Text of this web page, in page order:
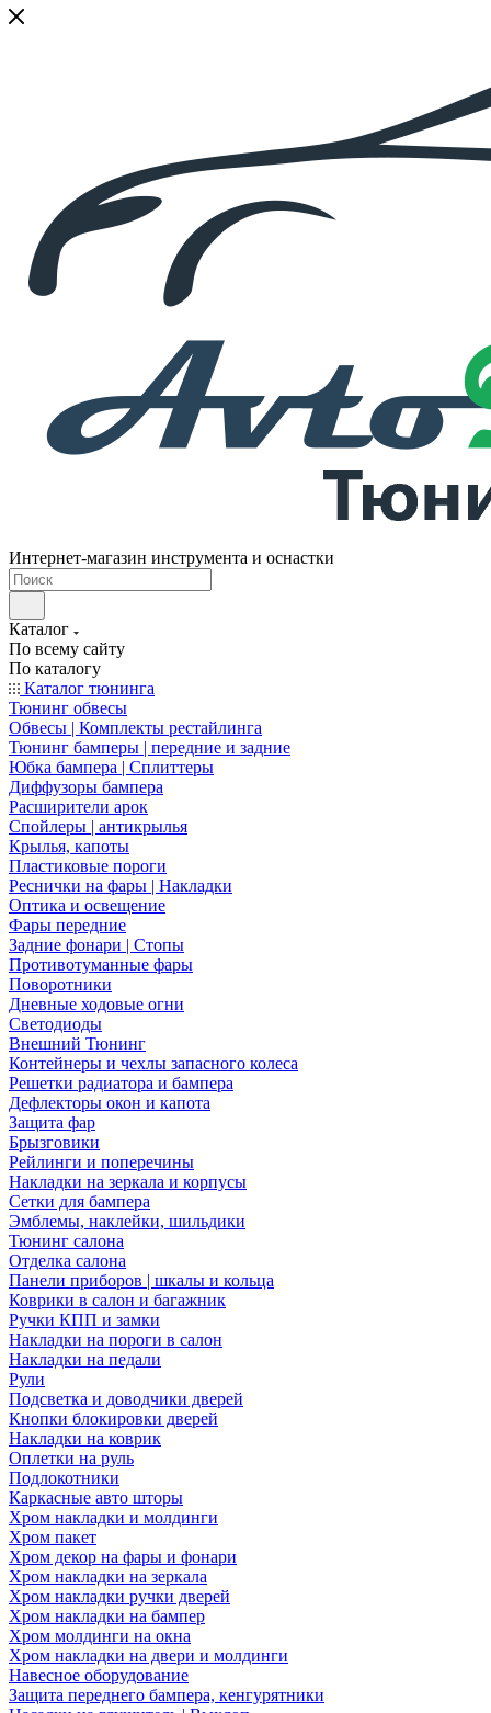
Интернет-магазин инструмента и оснастки
Каталог
По всему сайту
По каталогу
Каталог тюнинга
Тюнинг обвесы
Обвесы | Комплекты рестайлинга
Тюнинг бамперы | передние и задние
Юбка бампера | Сплиттеры
Диффузоры бампера
Расширители арок
Спойлеры | антикрылья
Крылья, капоты
Пластиковые пороги
Реснички на фары | Накладки
Оптика и освещение
Фары передние
Задние фонари | Стопы
Противотуманные фары
Поворотники
Дневные ходовые огни
Светодиоды
Внешний Тюнинг
Контейнеры и чехлы запасного колеса
Решетки радиатора и бампера
Дефлекторы окон и капота
Защита фар
Брызговики
Рейлинги и поперечины
Накладки на зеркала и корпусы
Сетки для бампера
Эмблемы, наклейки, шильдики
Тюнинг салона
Отделка салона
Панели приборов | шкалы и кольца
Коврики в салон и багажник
Ручки КПП и замки
Накладки на пороги в салон
Накладки на педали
Рули
Подсветка и доводчики дверей
Кнопки блокировки дверей
Накладки на коврик
Оплетки на руль
Подлокотники
Каркасные авто шторы
Хром накладки и молдинги
Хром пакет
Хром декор на фары и фонари
Хром накладки на зеркала
Хром накладки ручки дверей
Хром накладки на бампер
Хром молдинги на окна
Хром накладки на двери и молдинги
Навесное оборудование
Защита переднего бампера, кенгурятники